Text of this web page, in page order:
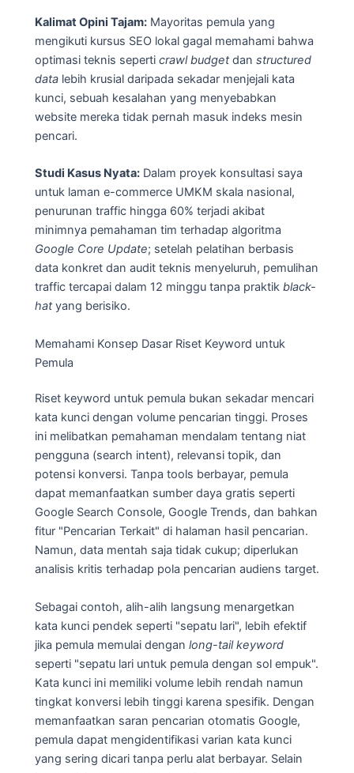
Kalimat Opini Tajam: Mayoritas pemula yang
mengikuti kursus SEO lokal gagal memahami bahwa
optimasi teknis seperti crawl budgetdan structured
data lebih krusial daripada sekadar menjejali kata
kunci, sebuah kesalahan yang menyebabkan
website mereka tidak pernah masuk indeks mesin
pencari.
Studi Kasus Nyata: Dalam proyek konsultasi saya
untuk laman e-commerce UMKM skala nasional,
penurunan traffic hingga 60% terjadi akibat
minimnya pemahaman tim terhadap algoritma
Google Core Update; setelah pelatihan berbasis
data konkret dan audit teknis menyeluruh, pemulihan
traffic tercapai dalam 12 minggu tanpa praktik black-
hatyang berisiko.
Memahami Konsep Dasar Riset Keyword untuk
Pemula
Riset keyword untuk pemula bukan sekadar mencari
kata kunci dengan volume pencarian tinggi. Proses
ini melibatkan pemahaman mendalam tentang niat
pengguna (search intent), relevansi topik, dan
potensi konversi. Tanpa tools berbayar, pemula
dapat memanfaatkan sumber daya gratis seperti
Google Search Console, Google Trends, dan bahkan
fitur "Pencarian Terkait" di halaman hasil pencarian.
Namun, data mentah saja tidak cukup; diperlukan
analisis kritis terhadap pola pencarian audiens target.
Sebagai contoh, alih-alih langsung menargetkan
kata kunci pendek seperti "sepatu lari", lebih efektif
jika pemula memulai dengan long-tail keyword
seperti "sepatu lari untuk pemula dengan sol empuk".
Kata kunci ini memiliki volume lebih rendah namun
tingkat konversi lebih tinggi karena spesifik. Dengan
memanfaatkan saran pencarian otomatis Google,
pemula dapat mengidentifikasi varian kata kunci
yang sering dicari tanpa perlu alat berbayar. Selain